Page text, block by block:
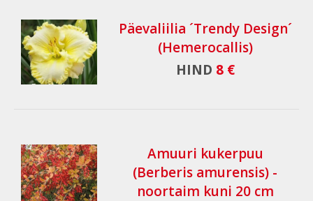
Päevaliilia ´Trendy Design´
(Hemerocallis)
HIND 8 €
Amuuri kukerpuu
(Berberis amurensis) -
noortaim kuni 20 cm